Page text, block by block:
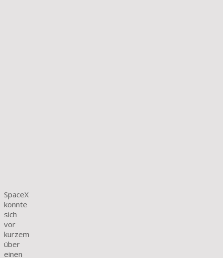
SpaceX
konnte
sich
vor
kurzem
über
einen